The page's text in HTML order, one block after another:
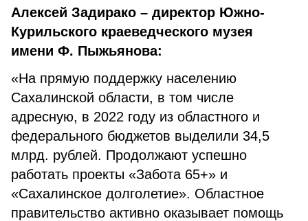
Алексей Задирако – директор Южно-
Курильского краеведческого музея
имени Ф. Пыжьянова:
«На прямую поддержку населению
Сахалинской области, в том числе
адресную, в 2022 году из областного и
федерального бюджетов выделили 34,5
млрд. рублей. Продолжают успешно
работать проекты «Забота 65+» и
«Сахалинское долголетие». Областное
правительство активно оказывает помощь